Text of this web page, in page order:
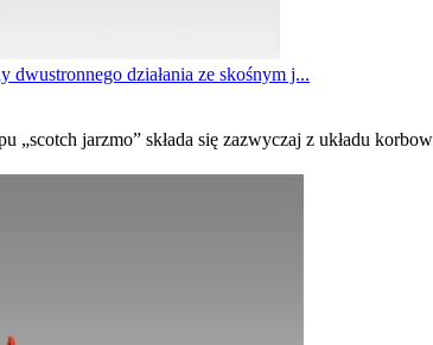
dwustronnego działania ze skośnym j...
„scotch jarzmo” składa się zazwyczaj z układu